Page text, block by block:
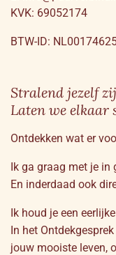
KVK: 69052174
BTW-ID:
Stralend jezelf
Laten we elkaar
Ontdekken wat er
Ik ga graag met je in
En inderdaad ook
Ik houd je een
In het
jouw mooiste leven,